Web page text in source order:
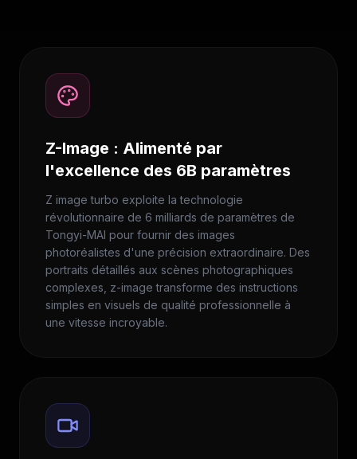
Z-Image : Alimenté par
l'excellence des 6B paramètres
Z image turbo exploite la technologie
révolutionnaire de 6 milliards de paramètres de
Tongyi-MAI pour fournir des images
photoréalistes d'une précision extraordinaire. Des
portraits détaillés aux scènes photographiques
complexes, z-image transforme des instructions
simples en visuels de qualité professionnelle à
une vitesse incroyable.